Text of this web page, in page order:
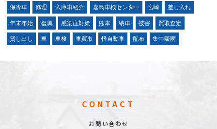
保冷車 修理 入庫車紹介 嘉島車検センター 宮崎 差し入れ
年末年始 復興 感染症対策 熊本 納車 被害 買取査定
貸し出し 車 車検 車買取 軽自動車 配布 集中豪雨
CONTACT
お問い合わせ